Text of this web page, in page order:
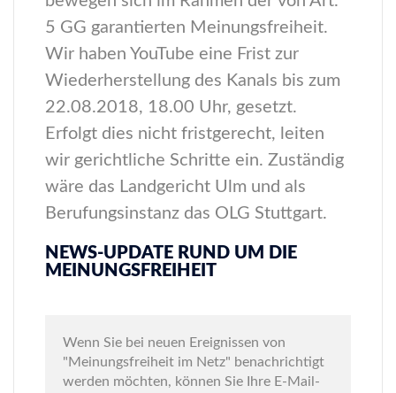
5 GG garantierten Meinungsfreiheit.
Wir haben YouTube eine Frist zur
Wiederherstellung des Kanals bis zum
22.08.2018, 18.00 Uhr, gesetzt.
Erfolgt dies nicht fristgerecht, leiten
wir gerichtliche Schritte ein. Zuständig
wäre das Landgericht Ulm und als
Berufungsinstanz das OLG Stuttgart.
NEWS-UPDATE RUND UM DIE
MEINUNGSFREIHEIT
Wenn Sie bei neuen Ereignissen von
"Meinungsfreiheit im Netz" benachrichtigt
werden möchten, können Sie Ihre E-Mail-